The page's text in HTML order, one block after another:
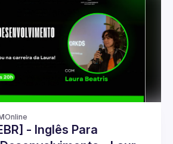
Online
- Inglês Para